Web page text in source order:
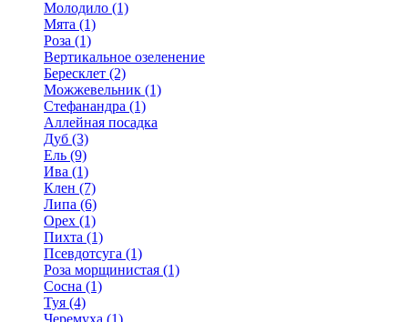
Молодило (1)
Мята (1)
Роза (1)
Вертикальное озеленение
Бересклет (2)
Можжевельник (1)
Стефанандра (1)
Аллейная посадка
Дуб (3)
Ель (9)
Ива (1)
Клен (7)
Липа (6)
Орех (1)
Пихта (1)
Псевдотсуга (1)
Роза морщинистая (1)
Сосна (1)
Туя (4)
Черемуха (1)